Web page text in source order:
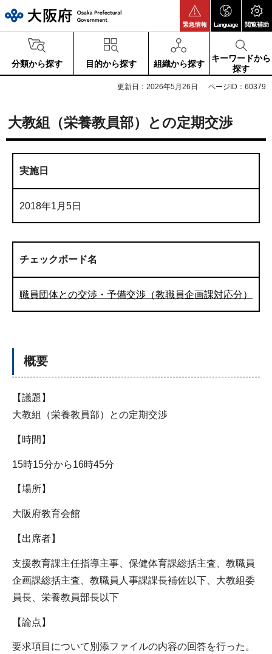
緊急情報 Language 閲覧補助
分類から探す 目的から探す 組織から探す
キーワードから
探す
更新日：2026年5月26日 ページID：60379
大教組（栄養教員部）との定期交渉
実施日
2018年1月5日
チェックボード名
職員団体との交渉・予備交渉（教職員企画課対応分）
概要
【議題】
大教組（栄養教員部）との定期交渉
【時間】
15時15分から16時45分
【場所】
大阪府教育会館
【出席者】
支援教育課主任指導主事、保健体育課総括主査、教職員
企画課総括主査、教職員人事課課長補佐以下、大教組委
員長、栄養教員部長以下
【論点】
要求項目について別添ファイルの内容の回答を行った。